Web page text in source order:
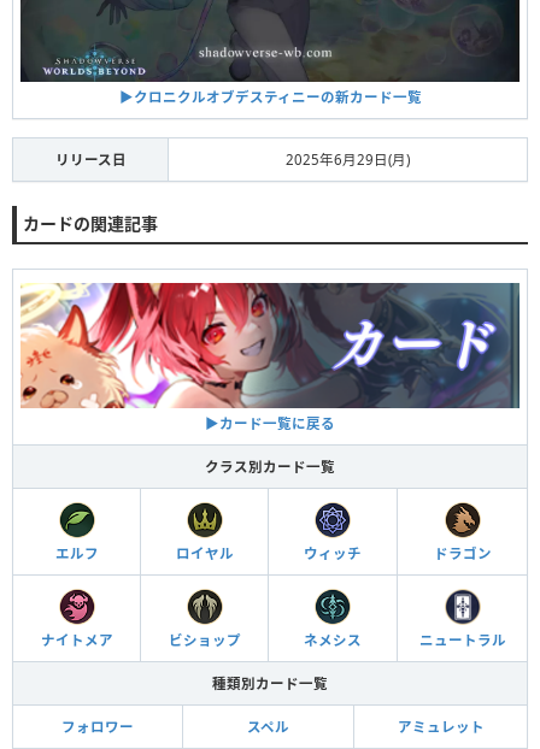
▶︎クロニクルオブデスティニーの新カード一覧
リリース日 2025年6月29日(月)
カードの関連記事
▶︎カード一覧に戻る
クラス別カード一覧
エルフ ロイヤル ウィッチ ドラゴン
ナイトメア ビショップ ネメシス ニュートラル
種類別カード一覧
フォロワー スペル アミュレット